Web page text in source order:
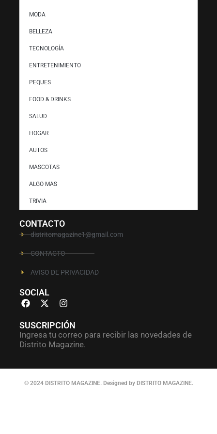
MODA
BELLEZA
TECNOLOGÍA
ENTRETENIMIENTO
PEQUES
FOOD & DRINKS
SALUD
HOGAR
AUTOS
MASCOTAS
ALGO MAS
TRIVIA
CONTACTO
distritomagazine1@gmail.com
CONTACTO
AVISO DE PRIVACIDAD
SOCIAL
SUSCRIPCIÓN
Ingresa tu correo para recibir las novedades de
Distrito Magazine.
© 2024 DISTRITO MAGAZINE. Designed by DISTRITO MAGAZINE.